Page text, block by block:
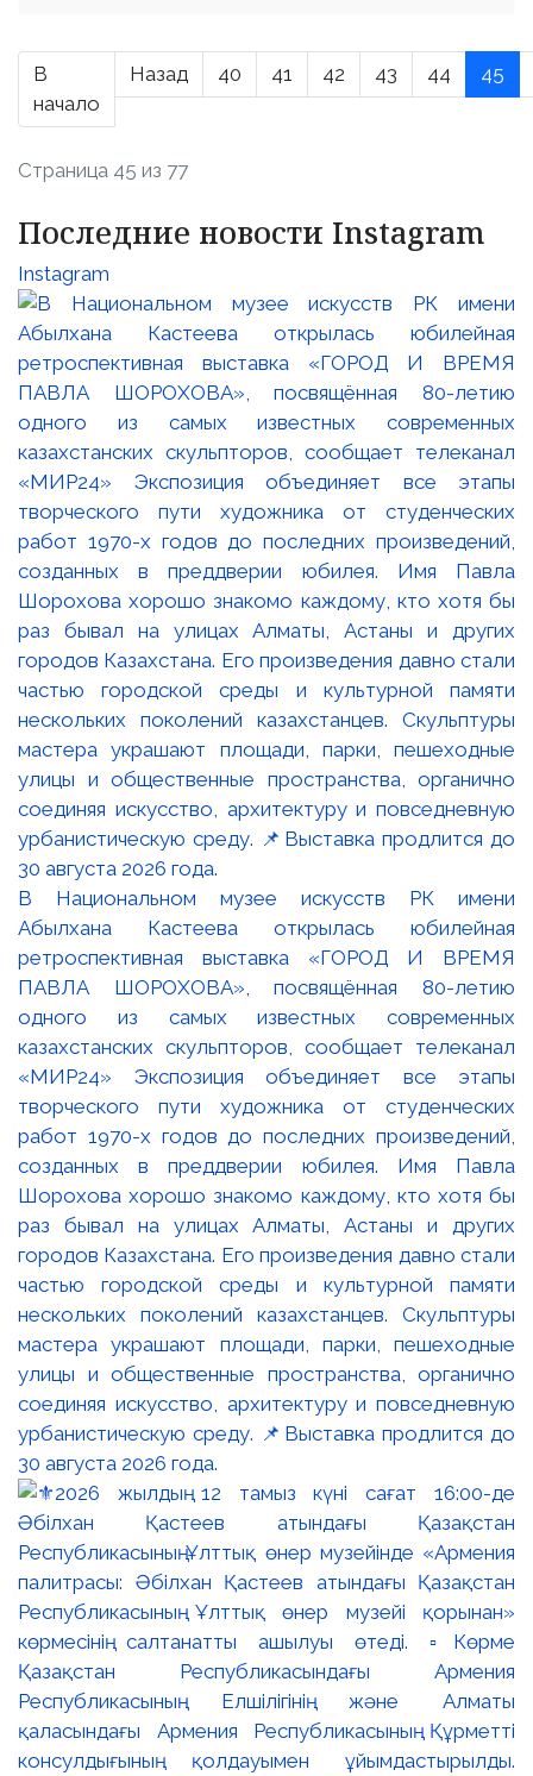
В
начало
Назад 40 41 42 43 44 45
Страница 45 из 77
Последние новости Instagram
Instagram
В Национальном музее искусств РК имени
Абылхана Кастеева открылась юбилейная
ретроспективная выставка «ГОРОД И ВРЕМЯ
ПАВЛА ШОРОХОВА», посвящённая 80-летию
одного из самых известных современных
казахстанских скульпторов, сообщает телеканал
«МИР24» Экспозиция объединяет все этапы
творческого пути художника от студенческих
работ 1970-х годов до последних произведений,
созданных в преддверии юбилея. Имя Павла
Шорохова хорошо знакомо каждому, кто хотя бы
раз бывал на улицах Алматы, Астаны и других
городов Казахстана. Его произведения давно стали
частью городской среды и культурной памяти
нескольких поколений казахстанцев. Скульптуры
мастера украшают площади, парки, пешеходные
улицы и общественные пространства, органично
соединяя искусство, архитектуру и повседневную
урбанистическую среду. 📌Выставка продлится до
30 августа 2026 года.